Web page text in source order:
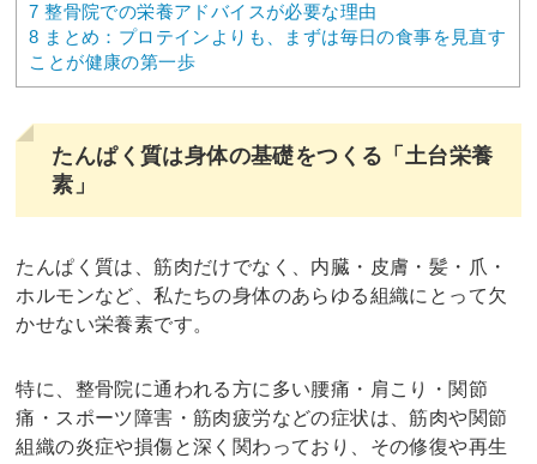
7 整骨院での栄養アドバイスが必要な理由
8 まとめ：プロテインよりも、まずは毎日の食事を見直す
ことが健康の第一歩
たんぱく質は身体の基礎をつくる「土台栄養
素」
たんぱく質は、筋肉だけでなく、内臓・皮膚・髪・爪・
ホルモンなど、私たちの身体のあらゆる組織にとって欠
かせない栄養素です。
特に、整骨院に通われる方に多い腰痛・肩こり・関節
痛・スポーツ障害・筋肉疲労などの症状は、筋肉や関節
組織の炎症や損傷と深く関わっており、その修復や再生